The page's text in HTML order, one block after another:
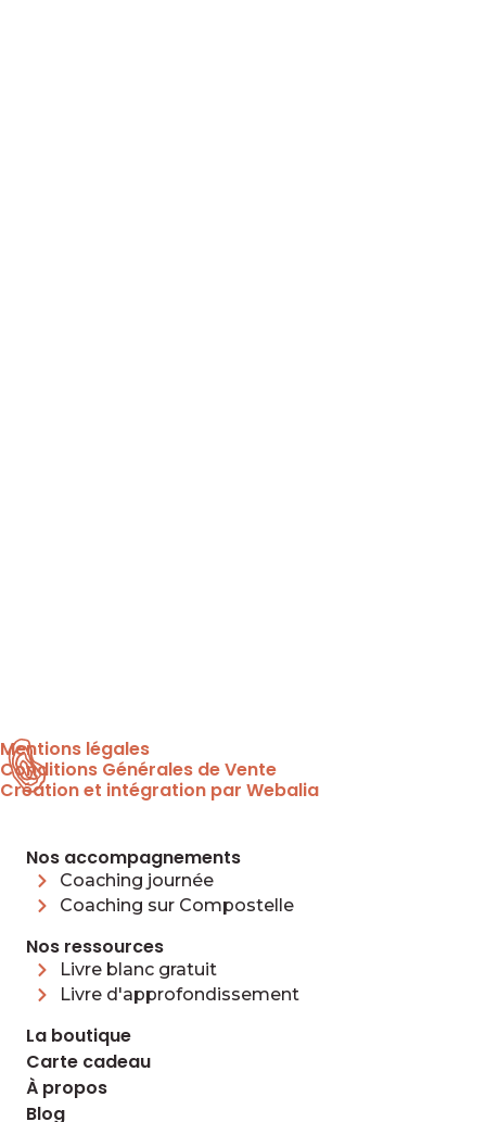
Mentions légales
Conditions Générales de Vente
Création et intégration par Webalia
Nos accompagnements
Coaching journée
Coaching sur Compostelle
Nos ressources
Livre blanc gratuit
Livre d'approfondissement
La boutique
Carte cadeau
À propos
Blog